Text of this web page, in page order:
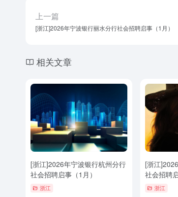
上一篇
[浙江]2026年宁波银行丽水分行社会招聘启事（1月）
相关文章
[浙江]2026年宁波银行杭州分行
社会招聘启事（1月）
浙江
[浙江
社会招聘
浙江